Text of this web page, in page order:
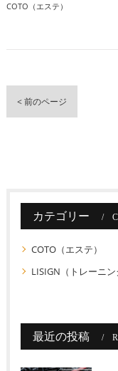
COTO（エステ）
< 前のページ
カテゴリー
COTO（エステ）
LISIGN（トレーニン
最近の投稿